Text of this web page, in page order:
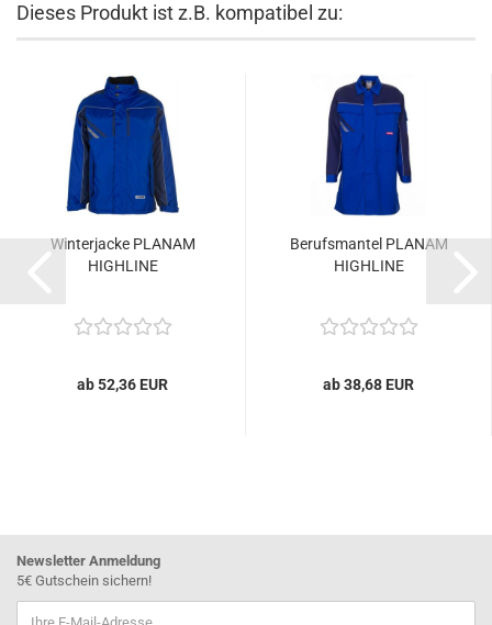
Dieses Produkt ist z.B. kompatibel zu:
Winterjacke PLANAM
HIGHLINE
ab 52,36 EUR
Berufsmantel PLANAM
HIGHLINE
ab 38,68 EUR
Newsletter Anmeldung
5€ Gutschein sichern!